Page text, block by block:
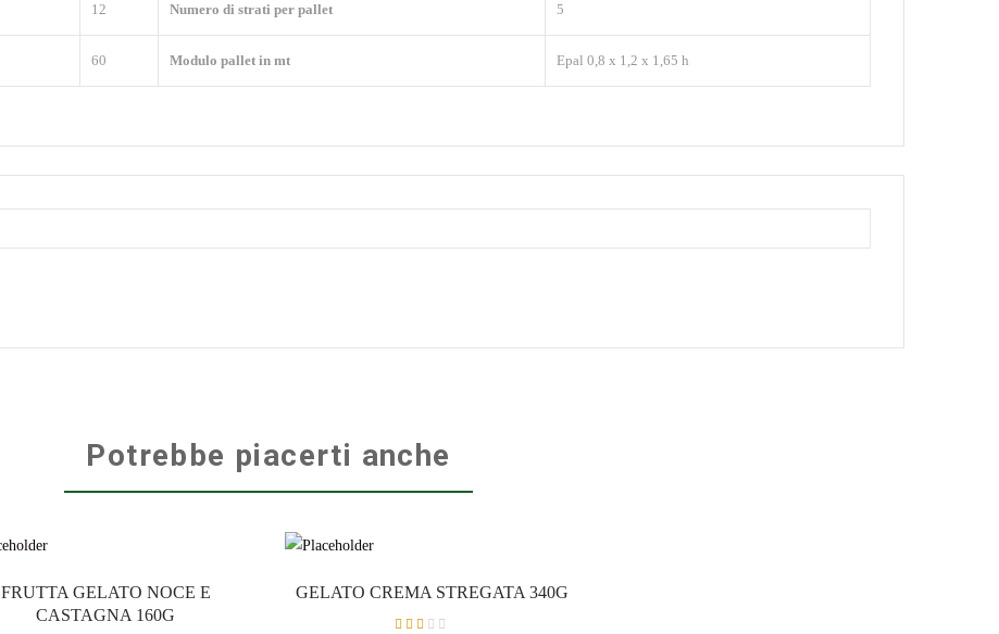
12 Numero di strati per pallet 5
60 Modulo pallet in mt Epal 0,8 x 1,2 x 1,65 h
Potrebbe piacerti anche
FRUTTA GELATO NOCE E
CASTAGNA 160G
GELATO CREMA STREGATA 340G